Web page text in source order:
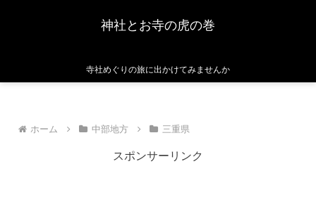
神社とお寺の虎の巻
寺社めぐりの旅に出かけてみませんか
ホーム 中部地方 三重県
スポンサーリンク